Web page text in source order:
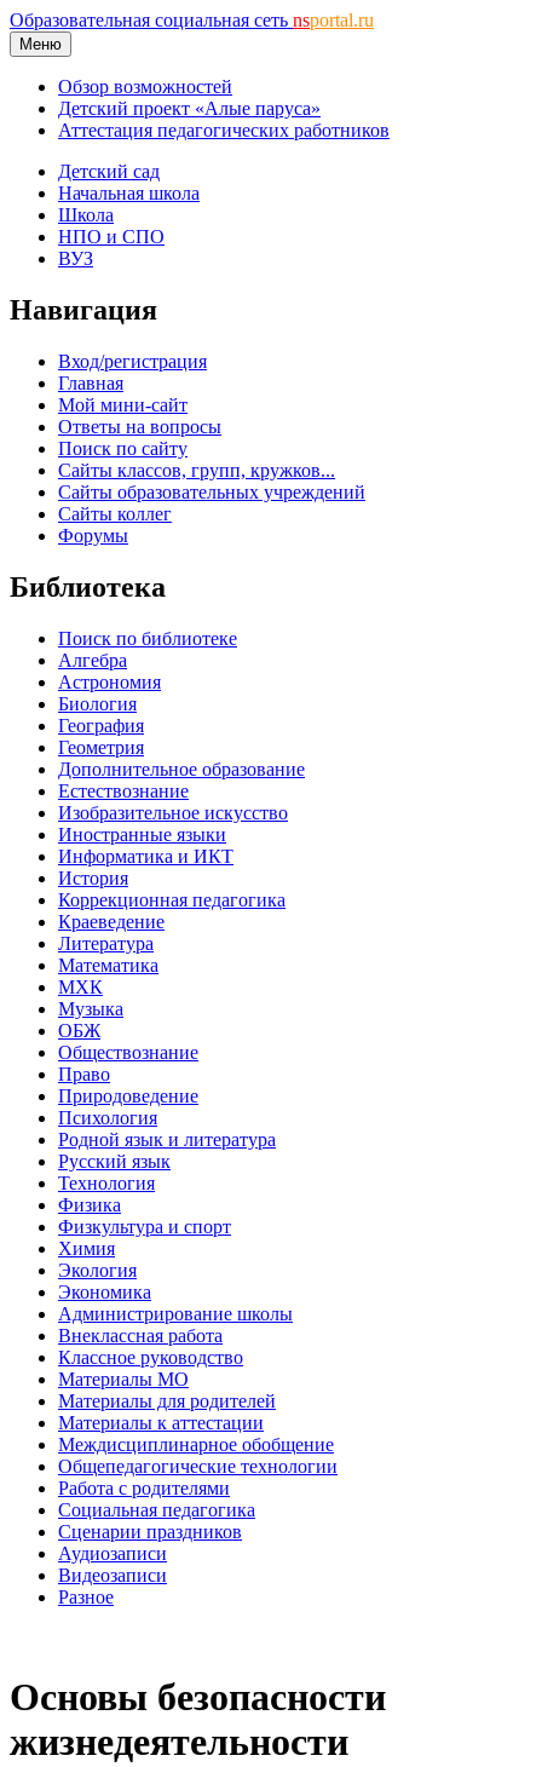
Образовательная социальная сеть nsportal.ru
Меню
Обзор возможностей
Детский проект «Алые паруса»
Аттестация педагогических работников
Детский сад
Начальная школа
Школа
НПО и СПО
ВУЗ
Навигация
Вход/регистрация
Главная
Мой мини-сайт
Ответы на вопросы
Поиск по сайту
Сайты классов, групп, кружков...
Сайты образовательных учреждений
Сайты коллег
Форумы
Библиотека
Поиск по библиотеке
Алгебра
Астрономия
Биология
География
Геометрия
Дополнительное образование
Естествознание
Изобразительное искусство
Иностранные языки
Информатика и ИКТ
История
Коррекционная педагогика
Краеведение
Литература
Математика
МХК
Музыка
ОБЖ
Обществознание
Право
Природоведение
Психология
Родной язык и литература
Русский язык
Технология
Физика
Физкультура и спорт
Химия
Экология
Экономика
Администрирование школы
Внеклассная работа
Классное руководство
Материалы МО
Материалы для родителей
Материалы к аттестации
Междисциплинарное обобщение
Общепедагогические технологии
Работа с родителями
Социальная педагогика
Сценарии праздников
Аудиозаписи
Видеозаписи
Разное
Основы безопасности
жизнедеятельности